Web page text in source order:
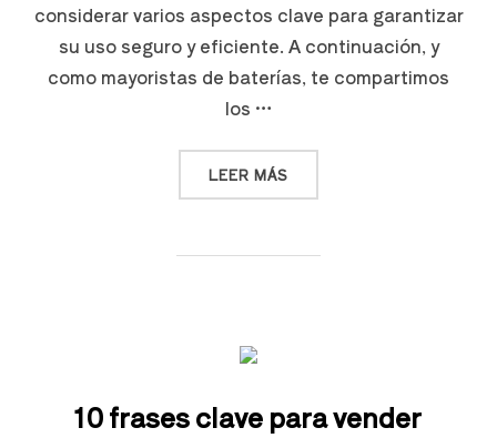
considerar varios aspectos clave para garantizar
su uso seguro y eficiente. A continuación, y
como mayoristas de baterías, te compartimos
los …
LEER MÁS
10 frases clave para vender